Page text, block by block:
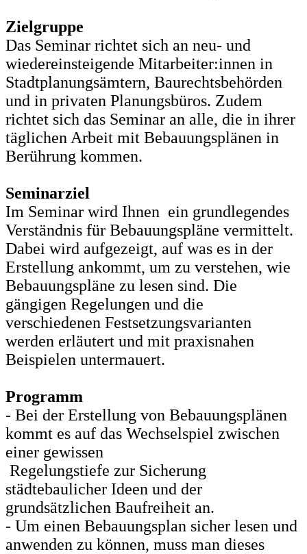
Zielgruppe
Das Seminar richtet sich an neu- und
wiedereinsteigende Mitarbeiter:innen in
Stadtplanungsämtern, Baurechtsbehörden
und in privaten Planungsbüros. Zudem
richtet sich das Seminar an alle, die in ihrer
täglichen Arbeit mit Bebauungsplänen in
Berührung kommen.
Seminarziel
Im Seminar wird Ihnen ein grundlegendes
Verständnis für Bebauungspläne vermittelt.
Dabei wird aufgezeigt, auf was es in der
Erstellung ankommt, um zu verstehen, wie
Bebauungspläne zu lesen sind. Die
gängigen Regelungen und die
verschiedenen Festsetzungsvarianten
werden erläutert und mit praxisnahen
Beispielen untermauert.
Programm
- Bei der Erstellung von Bebauungsplänen
kommt es auf das Wechselspiel zwischen
einer gewissen
Regelungstiefe zur Sicherung
städtebaulicher Ideen und der
grundsätzlichen Baufreiheit an.
- Um einen Bebauungsplan sicher lesen und
anwenden zu können, muss man dieses